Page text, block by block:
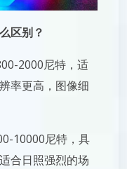
区别？
2000尼特，适
率更高，图像细
10000尼特，具
合日照强烈的场